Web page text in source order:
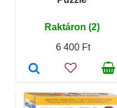
Raktáron (2)
6 400 Ft